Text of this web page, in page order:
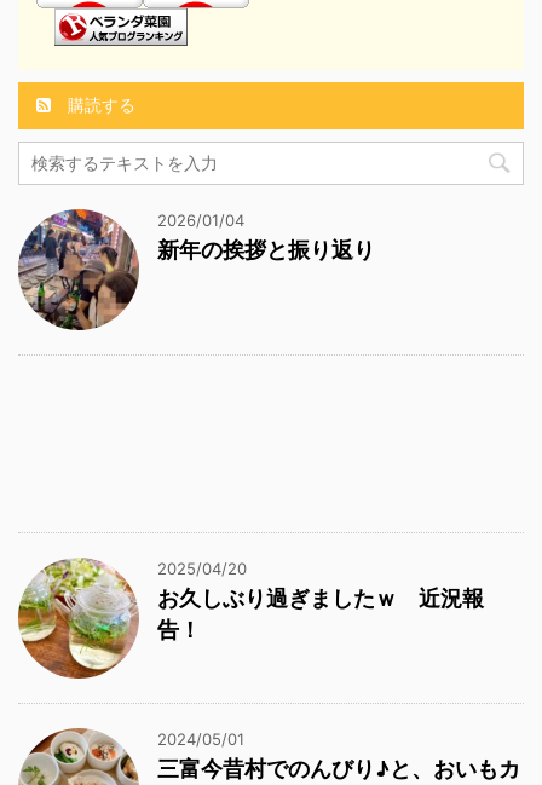
購読する
2026/01/04
新年の挨拶と振り返り
2025/04/20
お久しぶり過ぎましたｗ 近況報
告！
2024/05/01
三富今昔村でのんびり♪と、おいもカ